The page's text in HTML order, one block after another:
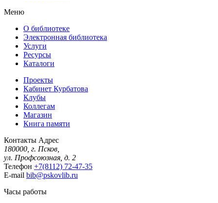
Меню
О библиотеке
Электронная библиотека
Услуги
Ресурсы
Каталоги
Проекты
Кабинет Курбатова
Клубы
Коллегам
Магазин
Книга памяти
Контакты Адрес
180000, г. Псков,
ул. Профсоюзная, д. 2
Телефон +7(8112) 72-47-35
E-mail bib@pskovlib.ru
Часы работы